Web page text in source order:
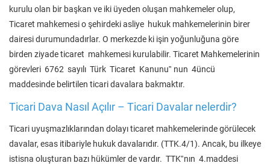
kurulu olan bir başkan ve iki üyeden oluşan mahkemeler olup,
Ticaret mahkemesi o şehirdeki asliye hukuk mahkemelerinin birer
dairesi durumundadırlar. O merkezde ki işin yoğunluğuna göre
birden ziyade ticaret mahkemesi kurulabilir. Ticaret Mahkemelerinin
görevleri 6762 sayılı Türk Ticaret Kanunu‟ nun 4üncü
maddesinde belirtilen ticari davalara bakmaktır.
Ticari Dava Nasıl Açılır – Ticari Davalar nelerdir?
Ticari uyuşmazlıklarından dolayı ticaret mahkemelerinde görülecek
davalar, esas itibariyle hukuk davalarıdır. (TTK.4/1). Ancak, bu ilkeye
istisna oluşturan bazı hükümler de vardır. TTK‟nın 4.maddesi